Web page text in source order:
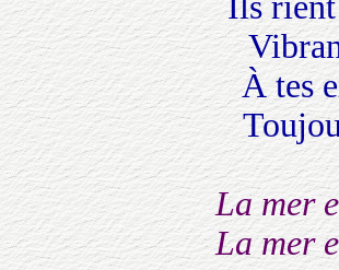
À tes
La mer
La mer